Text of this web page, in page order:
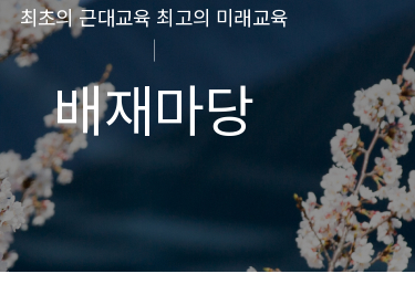
최초의 근대교육 최고의 미래교육
배재마당